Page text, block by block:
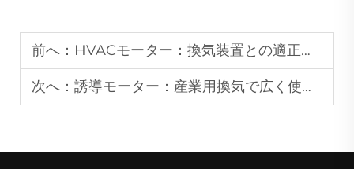
前へ： HVACモーター：換気装置との適正な組み合わせ方法
次へ： 誘導モーター：産業用換気で広く使用されている理由？